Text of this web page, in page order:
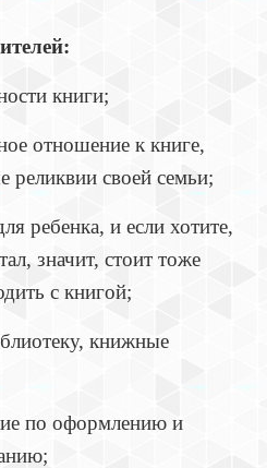
книги;
отношение к книге,
реликвии своей семьи;
ребенка, и если хотите,
значит, стоит тоже
с книгой;
книжные
по оформлению и